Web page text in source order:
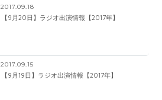
2017.09.18
【9月20日】ラジオ出演情報【2017年】
2017.09.15
【9月19日】ラジオ出演情報【2017年】